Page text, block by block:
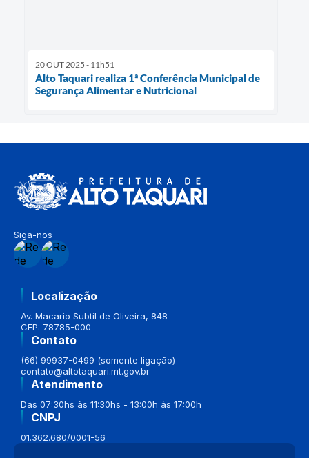
20 OUT 2025 - 11h51
Alto Taquari realiza 1ª Conferência Municipal de
Segurança Alimentar e Nutricional
Siga-nos
Localização
Av. Macario Subtil de Oliveira, 848
CEP: 78785-000
Contato
(66) 99937-0499 (somente ligação)
contato@altotaquari.mt.gov.br
Atendimento
Das 07:30hs às 11:30hs - 13:00h às 17:00h
CNPJ
01.362.680/0001-56